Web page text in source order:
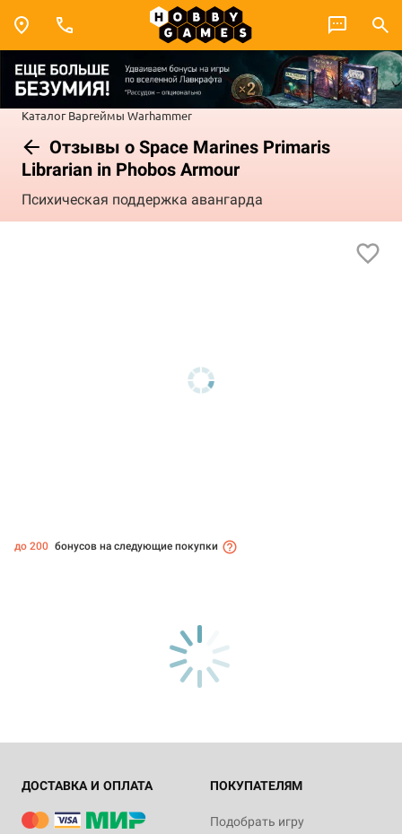
Каталог Варгеймы Warhammer
Отзывы о Space Marines Primaris
Librarian in Phobos Armour
Психическая поддержка авангарда
до 200 бонусов на следующие покупки
ДОСТАВКА И ОПЛАТА ПОКУПАТЕЛЯМ
Подобрать игру